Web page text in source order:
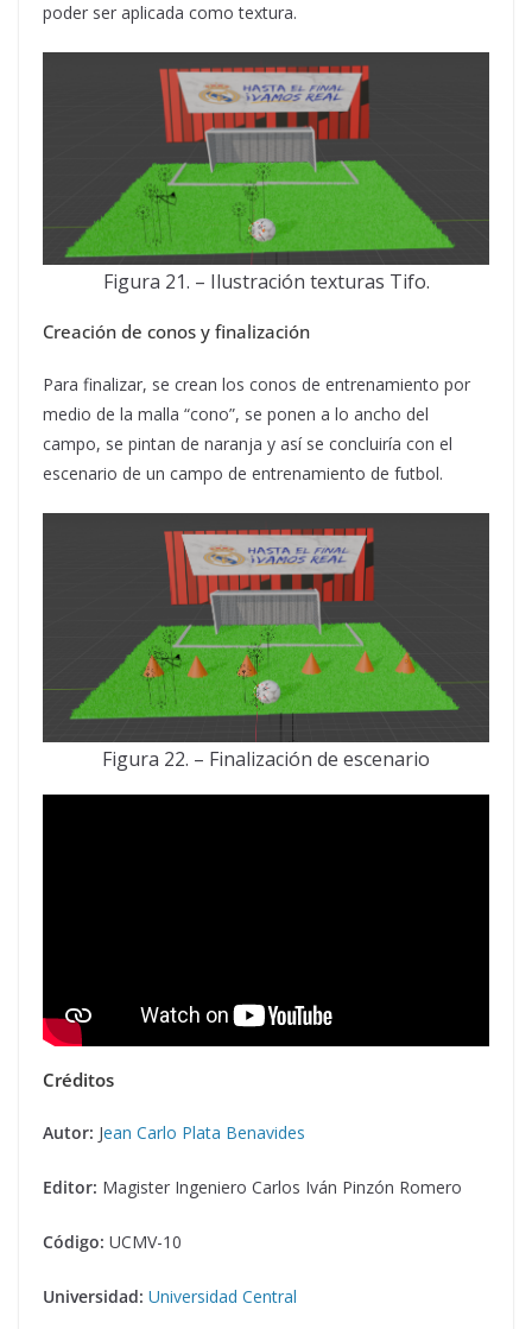
poder ser aplicada como textura.
Figura 21. – Ilustración texturas Tifo.
Creación de conos y finalización
Para finalizar, se crean los conos de entrenamiento por
medio de la malla “cono”, se ponen a lo ancho del
campo, se pintan de naranja y así se concluiría con el
escenario de un campo de entrenamiento de futbol.
Figura 22. – Finalización de escenario
Créditos
Autor: Jean Carlo Plata Benavides
Editor: Magister Ingeniero Carlos Iván Pinzón Romero
Código: UCMV-10
Universidad: Universidad Central